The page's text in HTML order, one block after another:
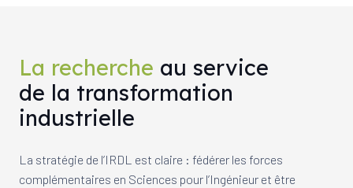
La recherche au service
de la transformation
industrielle
La stratégie de l’IRDL est claire : fédérer les forces
complémentaires en Sciences pour l’Ingénieur et être